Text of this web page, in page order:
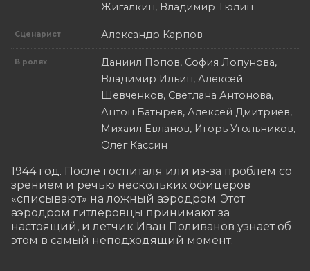
Жигалкин, Владимир Тюлин
Сценарист Александр Карпов
В ролях
Даниил Попов, София Лопунова,
Владимир Ильин, Алексей
Шевченков, Светлана Антонова,
Антон Батырев, Алексей Дмитриев,
Михаил Евланов, Игорь Угольников,
Олег Кассин
1944 год. После госпиталя или из-за проблем со
зрением и речью нескольких офицеров
«списывают» на ложный аэродром. Этот
аэродром гитлеровцы принимают за
настоящий, и летчик Иван Поливанов узнает об
этом в самый неподходящий момент.